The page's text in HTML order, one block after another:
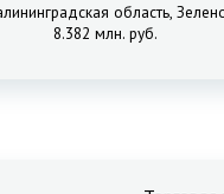
Лосино-Петровский,
область,
8.382 млн. руб.